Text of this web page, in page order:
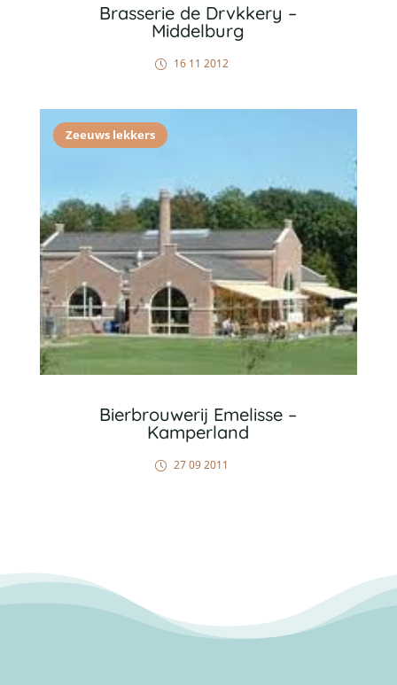
Brasserie de Drvkkery –
Middelburg
16 11 2012
Zeeuws lekkers
Bierbrouwerij Emelisse –
Kamperland
27 09 2011